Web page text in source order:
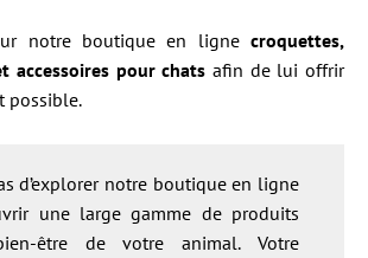
notre boutique en ligne croquettes,
accessoires pour chats afin de lui offrir
possible.
d’explorer notre boutique en ligne
une large gamme de produits
être de votre animal. Votre